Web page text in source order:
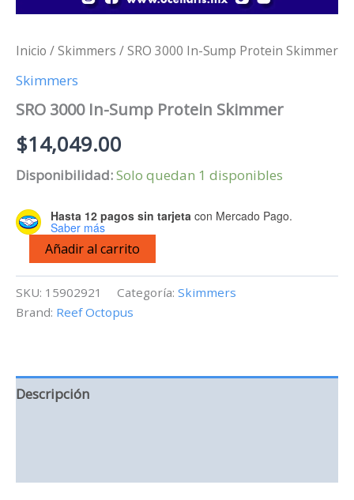
Inicio /Skimmers / SRO 3000 In-Sump Protein Skimmer
Skimmers
SRO 3000 In-Sump Protein Skimmer
$14,049.00
Disponibilidad:Solo quedan 1 disponibles
Hasta 12 pagos sin tarjeta con Mercado Pago.
Saber más
In-
Sump
Protein
Skimmer
Añadir al carrito
SKU: 15902921 Categoría: Skimmers
Brand: Reef Octopus
Descripción